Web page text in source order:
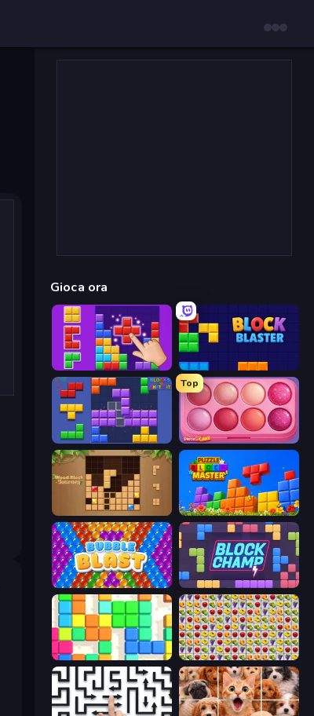
Gioca ora
BlockBuster Puzzle Block Blaster
Blocks and that’s it
Top
Piece of Cake: Merge and Bake
Wood Block Journey Puzzle Block Master
Bubble Blast Block Champ
Blocks Same Game Fruit Collapse